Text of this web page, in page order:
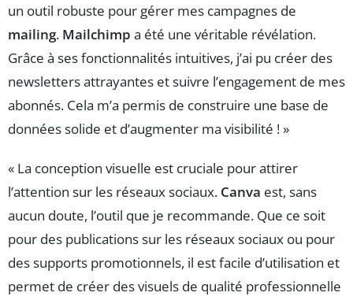
un outil robuste pour gérer mes campagnes de
mailing. Mailchimp a été une véritable révélation.
Grâce à ses fonctionnalités intuitives, j’ai pu créer des
newsletters attrayantes et suivre l’engagement de mes
abonnés. Cela m’a permis de construire une base de
données solide et d’augmenter ma visibilité ! »
« La conception visuelle est cruciale pour attirer
l’attention sur les réseaux sociaux. Canva est, sans
aucun doute, l’outil que je recommande. Que ce soit
pour des publications sur les réseaux sociaux ou pour
des supports promotionnels, il est facile d’utilisation et
permet de créer des visuels de qualité professionnelle